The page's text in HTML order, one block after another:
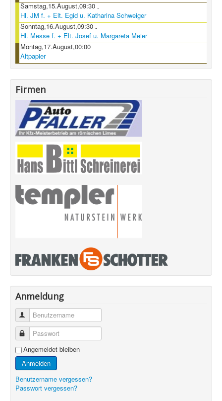
Samstag,15.August,09:30 -
Hl. JM f. + Elt. Egid u. Katharina Schweiger
Sonntag,16.August,09:30 -
Hl. Messe f. + Elt. Josef u. Margareta Meier
Montag,17.August,00:00
Altpapier
Firmen
Anmeldung
Benutzername
Passwort
Angemeldet bleiben
Anmelden
Benutzername vergessen?
Passwort vergessen?